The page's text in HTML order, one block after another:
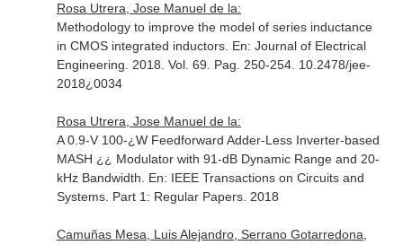
Rosa Utrera, Jose Manuel de la:
Methodology to improve the model of series inductance
in CMOS integrated inductors. En: Journal of Electrical
Engineering . 2018. Vol. 69. Pag. 250-254. 10.2478/jee-
2018¿0034
Rosa Utrera, Jose Manuel de la:
A 0.9-V 100-¿W Feedforward Adder-Less Inverter-based
MASH ¿¿ Modulator with 91-dB Dynamic Range and 20-
kHz Bandwidth. En: IEEE Transactions on Circuits and
Systems. Part 1: Regular Papers. 2018
Camuñas Mesa, Luis Alejandro, Serrano Gotarredona,